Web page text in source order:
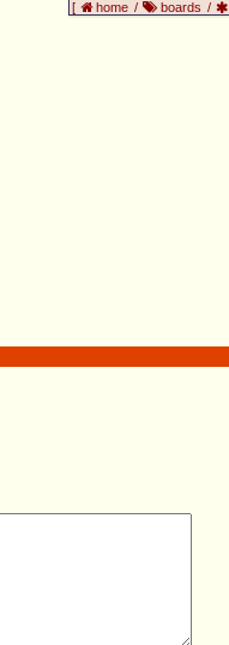
[ home / boards /